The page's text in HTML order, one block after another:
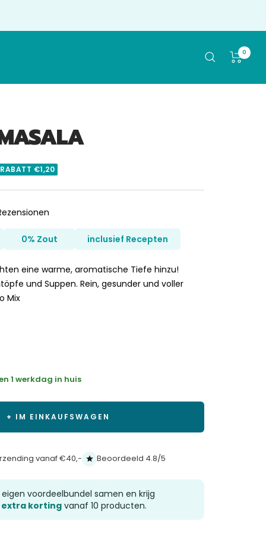
0
€1,20
um
zu
Rezensionen
zu
0% Zout inclusief Recepten
eine warme, aromatische Tiefe hinzu!
und Suppen. Rein, gesunder und voller
Mix
1 werkdag in huis
+ IM EINKAUFSWAGEN
vanaf €40,- Beoordeeld 4.8/5
eigen voordeelbundel samen en krijg
extra kortingvanaf 10 producten.